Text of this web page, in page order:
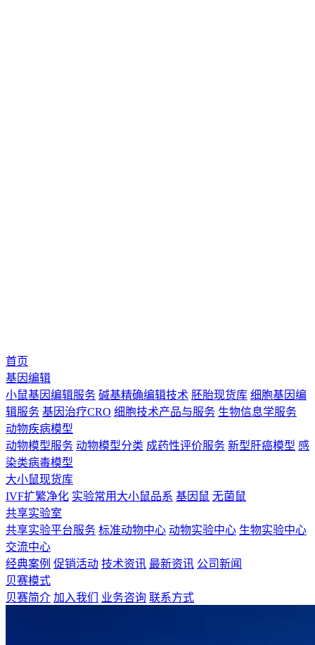
首页
基因编辑
小鼠基因编辑服务 碱基精确编辑技术 胚胎现货库 细胞基因编
辑服务 基因治疗CRO 细胞技术产品与服务 生物信息学服务
动物疾病模型
动物模型服务 动物模型分类 成药性评价服务 新型肝癌模型 感
染类病毒模型
大小鼠现货库
IVF扩繁净化 实验常用大小鼠品系 基因鼠 无菌鼠
共享实验室
共享实验平台服务 标准动物中心 动物实验中心 生物实验中心
交流中心
经典案例 促销活动 技术资讯 最新资讯 公司新闻
贝赛模式
贝赛简介 加入我们 业务咨询 联系方式